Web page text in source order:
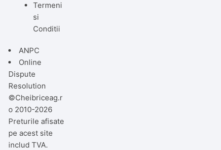
Termeni
si
Conditii
ANPC
Online
Dispute
Resolution
©Cheibriceag.r
o 2010-2026
Preturile afisate
pe acest site
includ TVA.